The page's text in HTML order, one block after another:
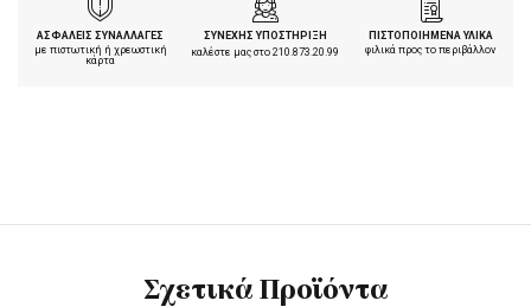
ΑΣΦΑΛΕΙΣ ΣΥΝΑΛΛΑΓΕΣ
με πιστωτική ή χρεωστική
κάρτα
ΣΥΝΕΧΗΣ ΥΠΟΣΤΗΡΙΞΗ
καλέστε μας στο210.873.20.99
ΠΙΣΤΟΠΟΙΗΜΕΝΑ ΥΛΙΚΑ
φιλικά προς το περιβάλλον
Σχετικά Προϊόντα